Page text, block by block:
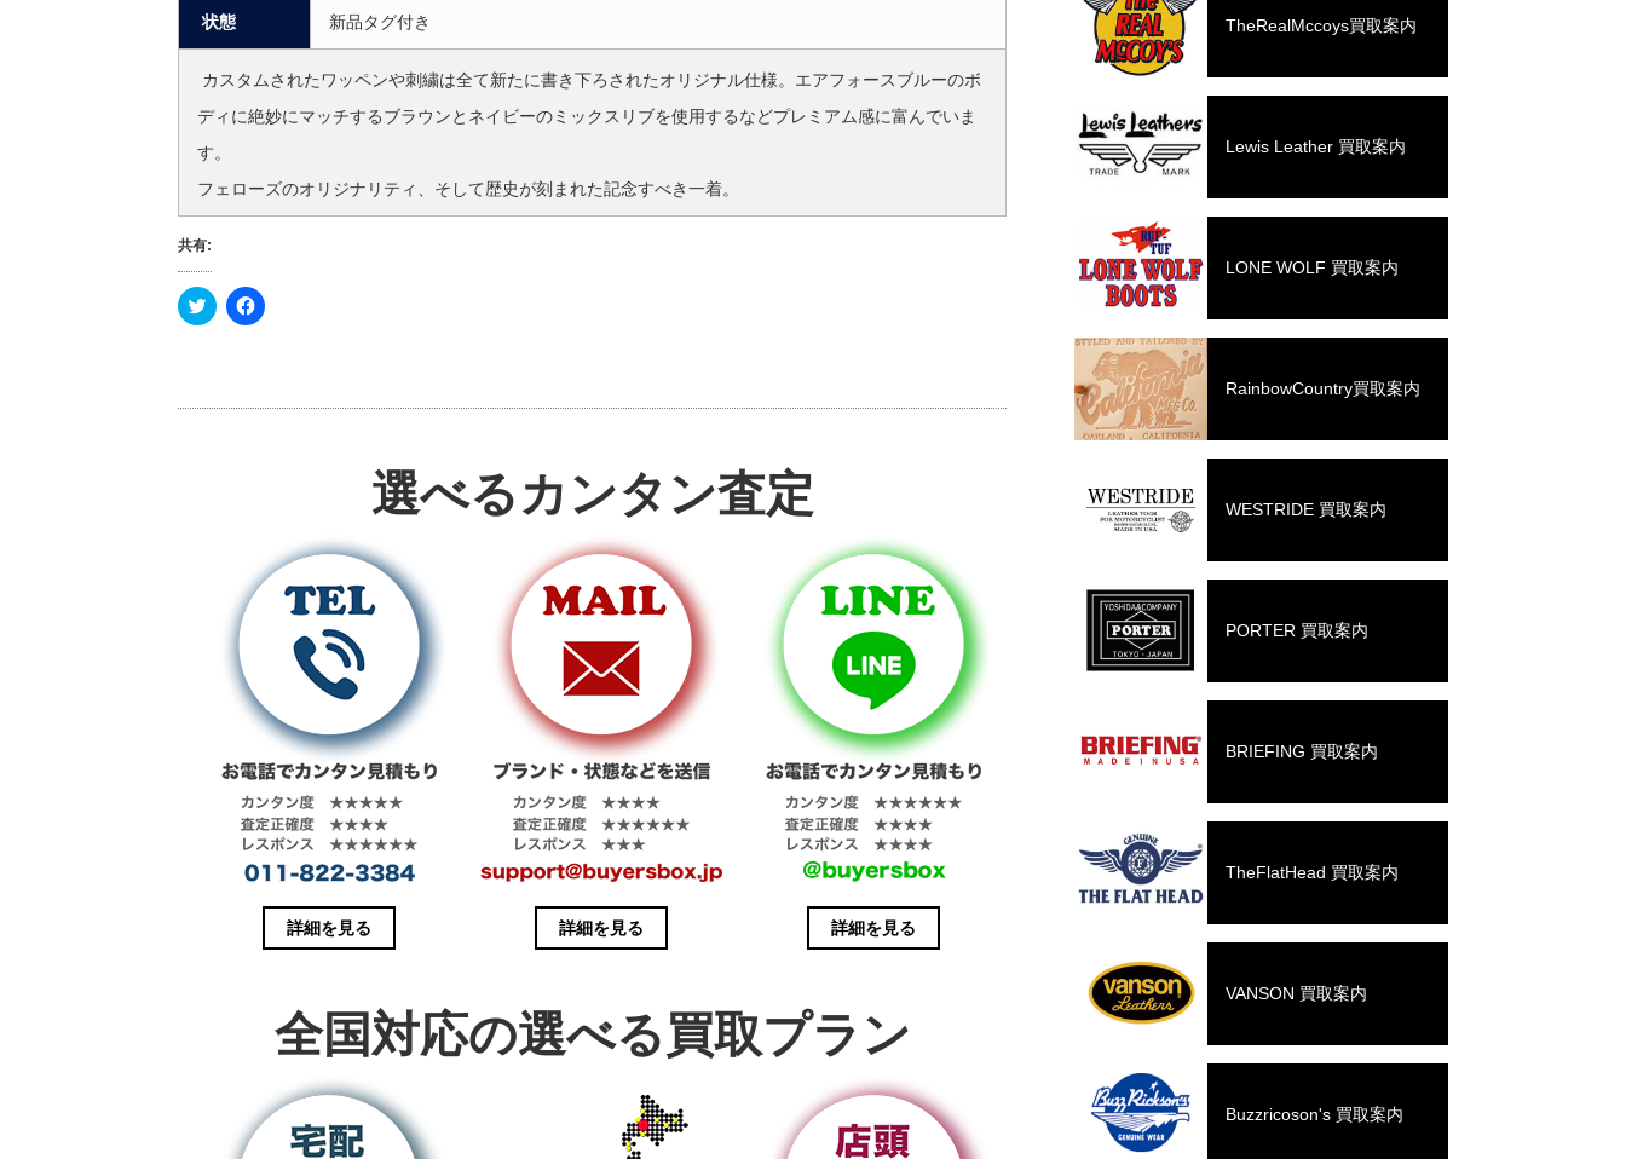
状態 新品タグ付き
カスタムされたワッペンや刺繍は全て新たに書き下ろされたオリジナル仕様。エアフォースブルーのボ
ディに絶妙にマッチするブラウンとネイビーのミックスリブを使用するなどプレミアム感に富んでいま
す。
フェローズのオリジナリティ、そして歴史が刻まれた記念すべき一着。
共有:
ク
リ
w
F
a
k
ッ
ク
(
新
し
ウ
ィ
ド
ウ
で
開
き
ま
選べるカンタン査定
詳細を見る 詳細を見る 詳細を見る
全国対応の選べる買取プラン
TheRealMccoys買取案内
Lewis Leather 買取案内
LONE WOLF 買取案内
RainbowCountry買取案内
WESTRIDE 買取案内
PORTER 買取案内
BRIEFING 買取案内
TheFlatHead 買取案内
VANSON 買取案内
Buzzricoson's 買取案内